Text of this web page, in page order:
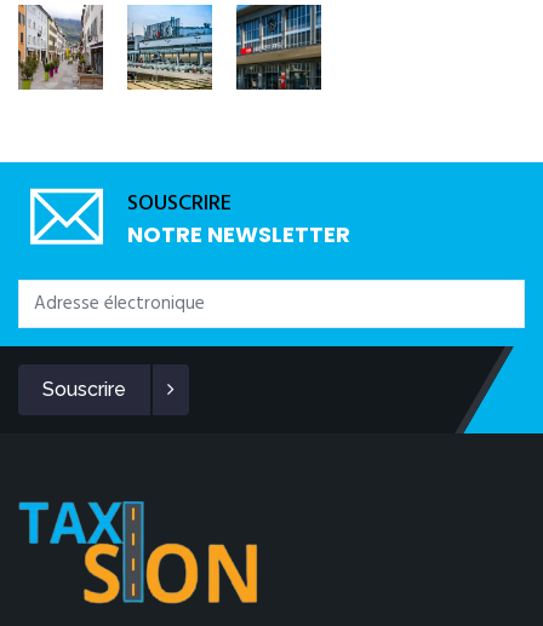
SOUSCRIRE
NOTRE NEWSLETTER
Souscrire